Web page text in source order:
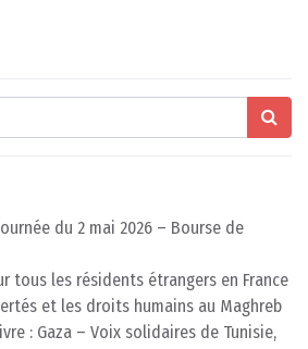
du 2 mai 2026 – Bourse de
tous les résidents étrangers en France
et les droits humains au Maghreb
: Gaza – Voix solidaires de Tunisie,